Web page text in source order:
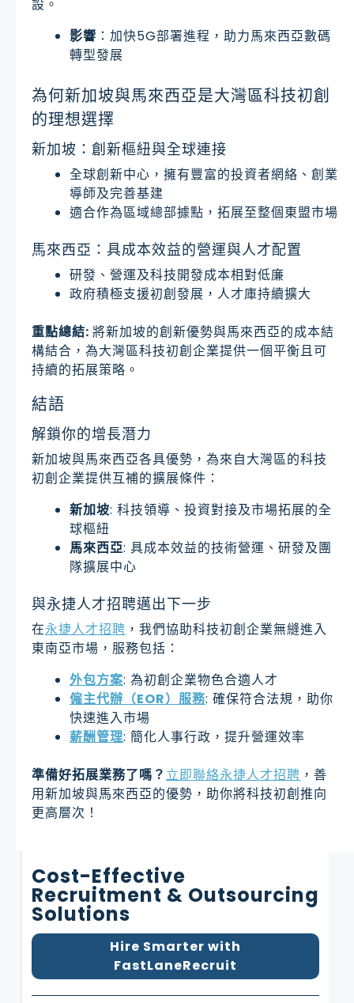
設。
影響 ：加快5G部署進程，助力馬來西亞數碼
轉型發展
為何新加坡與馬來西亞是大灣區科技初創
的理想選擇
新加坡：創新樞紐與全球連接
全球創新中心，擁有豐富的投資者網絡、創業
導師及完善基建
適合作為區域總部據點，拓展至整個東盟市場
馬來西亞：具成本效益的營運與人才配置
研發、營運及科技開發成本相對低廉
政府積極支援初創發展，人才庫持續擴大
重點總結: 將新加坡的創新優勢與馬來西亞的成本結
構結合，為大灣區科技初創企業提供一個平衡且可
持續的拓展策略。
結語
解鎖你的增長潛力
新加坡與馬來西亞各具優勢，為來自大灣區的科技
初創企業提供互補的擴展條件：
新加坡: 科技領導、投資對接及市場拓展的全
球樞紐
馬來西亞: 具成本效益的技術營運、研發及團
隊擴展中心
與永捷人才招聘邁出下一步
在永捷人才招聘 ，我們協助科技初創企業無縫進入
東南亞市場，服務包括：
外包方案: 為初創企業物色合適人才
僱主代辦（EOR）服務: 確保符合法規，助你
快速進入市場
薪酬管理: 簡化人事行政，提升營運效率
準備好拓展業務了嗎？立即聯絡永捷人才招聘 ，善
用新加坡與馬來西亞的優勢，助你將科技初創推向
更高層次！
Cost-Effective
Recruitment & Outsourcing
Solutions
Hire Smarter with
FastLaneRecruit